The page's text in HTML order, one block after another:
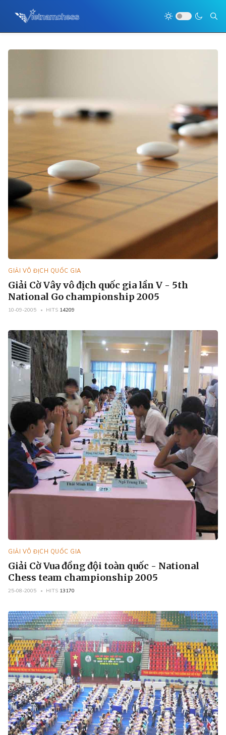
GIẢI VÔ ĐỊCH QUỐC GIA
Giải Cờ Vây vô địch quốc gia lần V - 5th
National Go championship 2005
10-09-2005 HITS 14209
GIẢI VÔ ĐỊCH QUỐC GIA
Giải Cờ Vua đồng đội toàn quốc - National
Chess team championship 2005
25-08-2005 HITS 13170